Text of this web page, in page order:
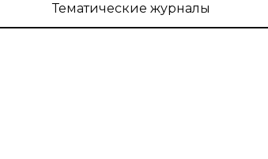
Тематические журналы